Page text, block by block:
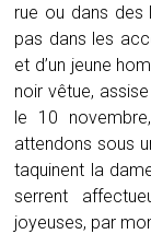
rue ou dans des
pas dans les
et d’un jeune
noir vêtue,
le 10
attendons sous
taquinent la
serrent
joyeuses, par